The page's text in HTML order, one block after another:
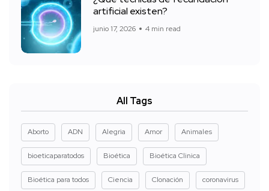
artificial existen?
junio 17, 2026 4 min read
All Tags
Aborto ADN Alegria Amor Animales
bioeticaparatodos Bioética Bioética Clinica
Bioética para todos Ciencia Clonación coronavirus